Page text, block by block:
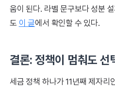
움이 된다. 라벨 문구보다 성분
도 이 글에서 확인할 수 있다.
결론: 정책이 멈춰도 선
세금 정책 하나가 11년째 제자리